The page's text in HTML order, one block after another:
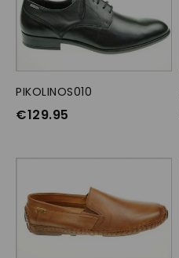
OPTIES SELECTEREN
PIKOLINOS010
€129.95